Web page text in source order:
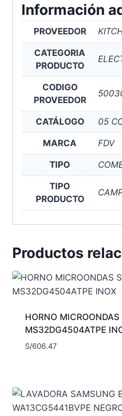
Información
PROVEEDOR
CATEGORIA
PRODUCTO
CODIGO
PROVEEDOR
CATÁLOGO 05
MARCA FDV
TIPO
TIPO
PRODUCTO
Productos
HORNO
MS32DG4504ATPE
S/606.47